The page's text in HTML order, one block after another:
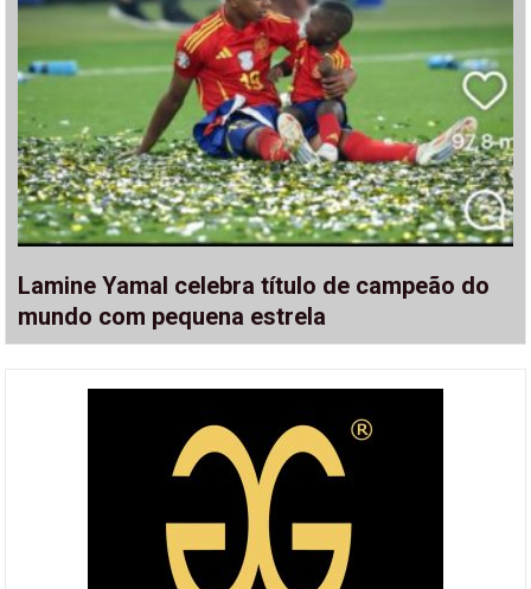
Lamine Yamal celebra título de campeão do
mundo com pequena estrela